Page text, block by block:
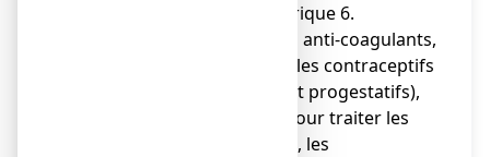
mentionnés dans la rubrique 6.
● en association avec les anti-coagulants,
les anti-épileptiques, les contraceptifs
(oestroprogestatifs et progestatifs),
la digoxine (utilisée pour traiter les
maladies cardiaques), les